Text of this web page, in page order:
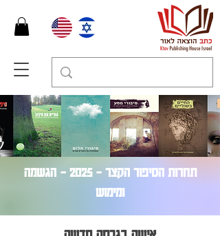
תחרות הסיפור הקצר – 2025 - הגשמה
ומימוש